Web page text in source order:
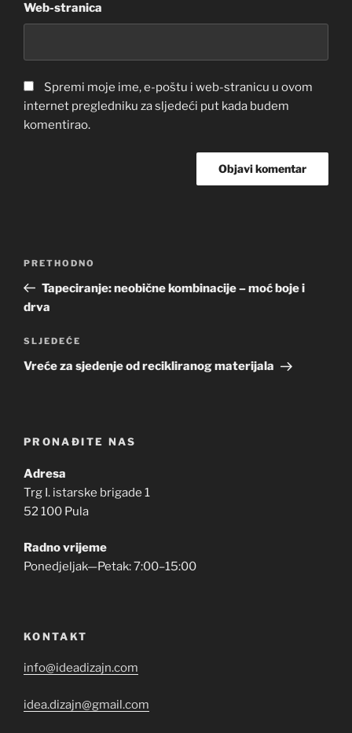
Web-stranica
Spremi moje ime, e-poštu i web-stranicu u ovom
internet pregledniku za sljedeći put kada budem
komentirao.
Navigacija
Prethodna
objava
PRETHODNO
Tapeciranje: neobične kombinacije – moć boje i
drva
Sljedeća
objava
SLJEDEĆE
Vreće za sjedenje od recikliranog materijala
PRONAĐITE NAS
Adresa
Trg I. istarske brigade 1
52 100 Pula
Radno vrijeme
Ponedjeljak—Petak: 7:00–15:00
KONTAKT
info@ideadizajn.com
idea.dizajn@gmail.com